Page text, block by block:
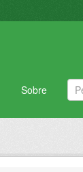
Sobre